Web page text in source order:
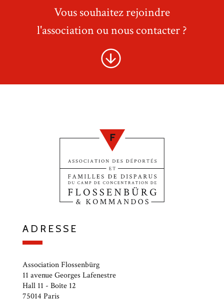
Vous souhaitez rejoindre
l'association ou nous contacter ?
ADRESSE
Association Flossenbürg
11 avenue Georges Lafenestre
Hall 11 - Boîte 12
75014 Paris